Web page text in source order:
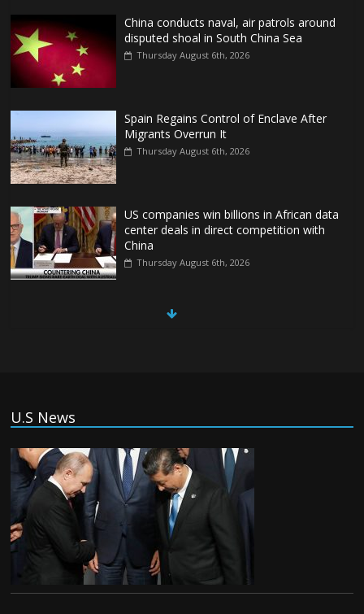
China conducts naval, air patrols around
disputed shoal in South China Sea
Thursday August 6th, 2026
Spain Regains Control of Enclave After
Migrants Overrun It
Thursday August 6th, 2026
US companies win billions in African data
center deals in direct competition with
China
Thursday August 6th, 2026
China, Russia, Iran and North Korea
(Tiếng Việt) Trung Quốc va chạm với
Philippines trong khi vẫn cứu thuyền viên
Việt Nam, vì sao?
Tuesday August 4th, 2026
(Tiếng Việt) Ba người thiệt mạng khi bom
U.S News